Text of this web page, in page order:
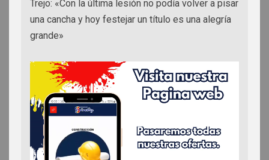
Trejo: «Con la última lesión no podía volver a pisar
una cancha y hoy festejar un título es una alegría
grande»